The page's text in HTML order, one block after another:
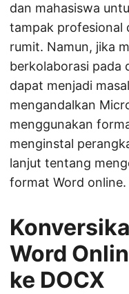
dan mahasiswa
tampak profesional
rumit. Namun, jika
berkolaborasi pada
dapat menjadi
mengandalkan
menggunakan
menginstal
lanjut tentang
format Word online.
Word
ke DOCX